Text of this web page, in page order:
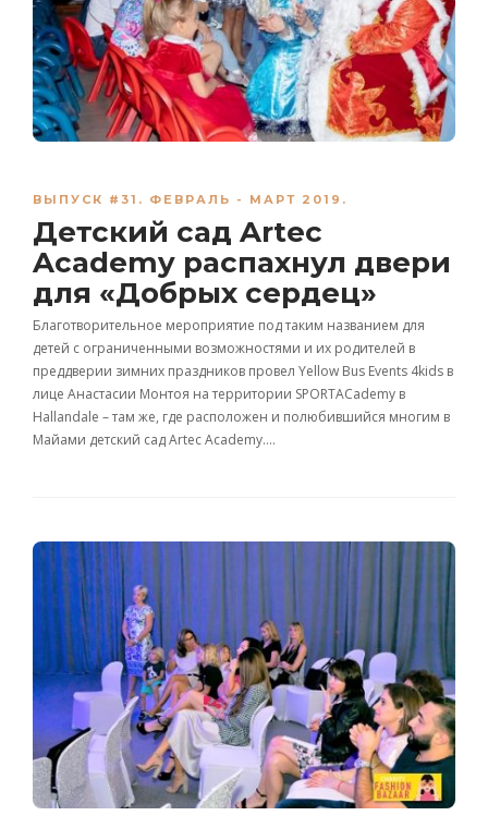
ВЫПУСК #31. ФЕВРАЛЬ - МАРТ 2019.
Детский сад Artec
Academy распахнул двери
для «Добрых сердец»
Благотворительное мероприятие под таким названием для
детей с ограниченными возможностями и их родителей в
преддверии зимних праздников провел Yellow Bus Events 4kids в
лице Анастасии Монтоя на территории SPORTACademy в
Hallandale – там же, где расположен и полюбившийся многим в
Майами детский сад Artec Academy….